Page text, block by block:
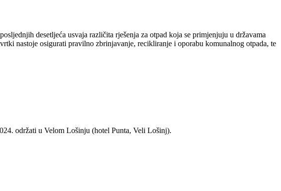
desetljeća usvaja različita rješenja za otpad koja se primjenjuju u državama
nastoje osigurati pravilno zbrinjavanje, recikliranje i oporabu komunalnog otpada, te
održati u Velom Lošinju (hotel Punta, Veli Lošinj).